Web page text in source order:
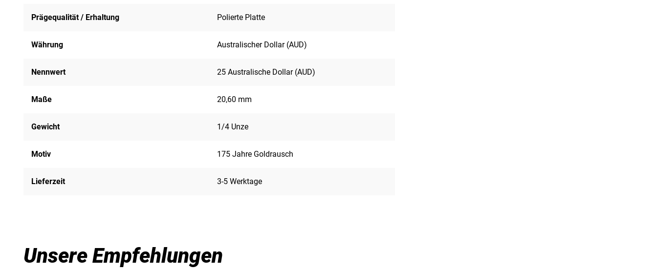
Prägequalität / Erhaltung Polierte Platte
Währung Australischer Dollar (AUD)
Nennwert 25 Australische Dollar (AUD)
Maße 20,60 mm
Gewicht 1/4 Unze
Motiv 175 Jahre Goldrausch
Lieferzeit 3-5 Werktage
Unsere Empfehlungen